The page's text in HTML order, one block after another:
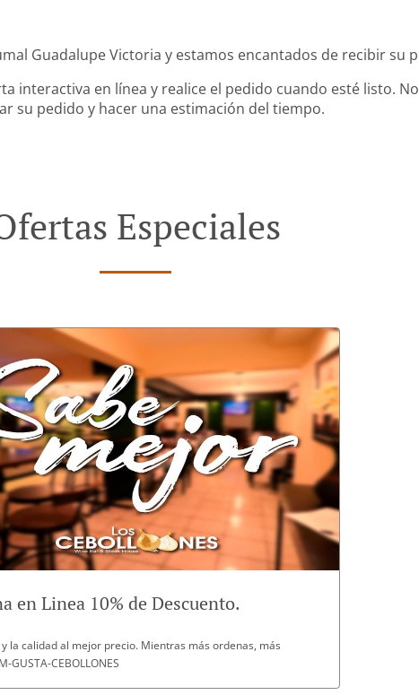
Guadalupe Victoria y estamos encantados de recibir su
interactiva en línea y realice el pedido cuando esté listo.
su pedido y hacer una estimación del tiempo.
Especiales
en Linea 10% de Descuento.
la calidad al mejor precio. Mientras más ordenas, más
GUSTA-CEBOLLONES